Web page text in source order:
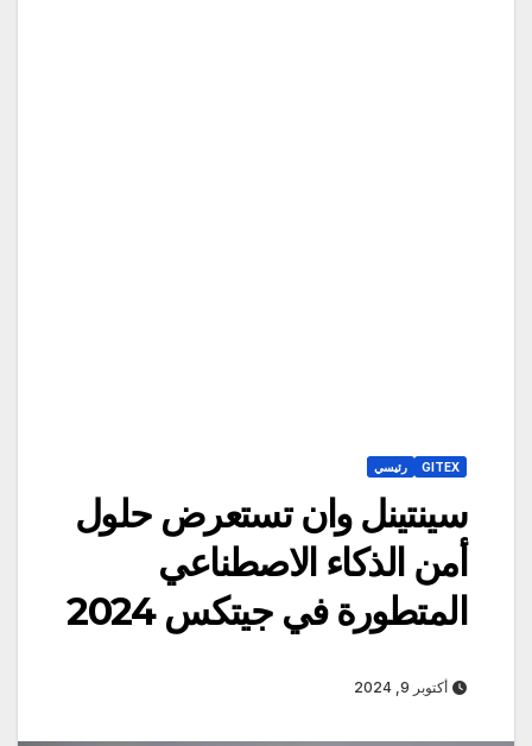
GITEX رئيسي
سينتينل وان تستعرض حلول
أمن الذكاء الاصطناعي
المتطورة في جيتكس 2024
أكتوبر 9, 2024